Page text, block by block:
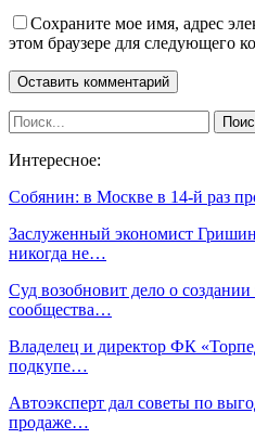
Сохраните мое имя, адрес
этом браузере для следующего
Интересное:
Собянин: в Москве в 14-й раз
Заслуженный экономист
никогда не…
Суд возобновит дело о создании
сообщества…
Владелец и директор ФК
подкупе…
Автоэксперт дал советы по
продаже…